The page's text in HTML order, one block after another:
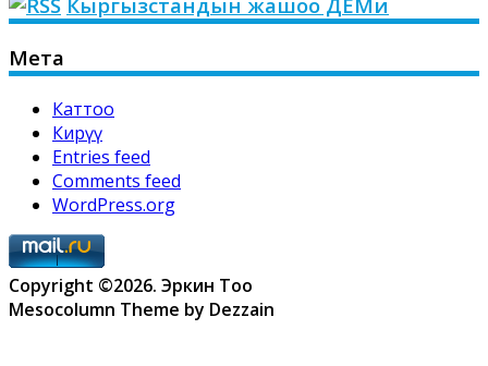
Мета
Каттоо
Кирүү
Entries feed
Comments feed
WordPress.org
Copyright ©2026. Эркин Тоо
Mesocolumn Theme by Dezzain